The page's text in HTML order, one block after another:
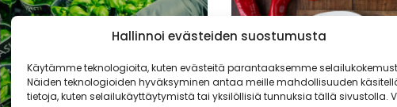
Hallinnoi evästeiden suostumusta
Käytämme teknologioita, kuten evästeitä parantaaksemme
Näiden teknologioiden hyväksyminen antaa meille mahdollisuuden
tietoja, kuten selailukäyttäytymistä tai yksilöllisiä tunnuksia tällä sivustolla.